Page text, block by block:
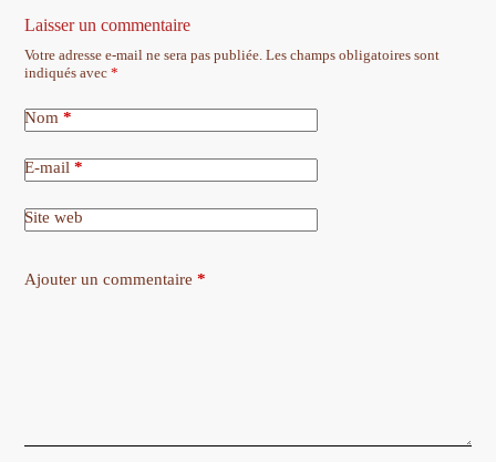
Laisser un commentaire
Votre adresse e-mail ne sera pas publiée. Les champs obligatoires sont
indiqués avec*
Nom *
E-mail *
Site web
Ajouter un commentaire *